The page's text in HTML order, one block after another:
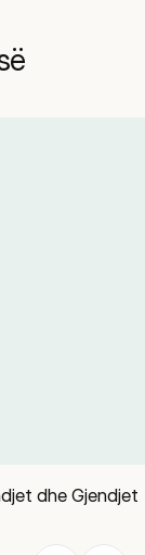
dhe Gjendjet